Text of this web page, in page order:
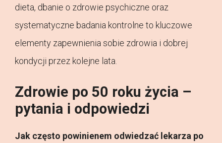
dieta, dbanie o zdrowie psychiczne oraz
systematyczne badania kontrolne to kluczowe
elementy zapewnienia sobie zdrowia i dobrej
kondycji przez kolejne lata.
Zdrowie po 50 roku życia –
pytania i odpowiedzi
Jak często powinienem odwiedzać lekarza po